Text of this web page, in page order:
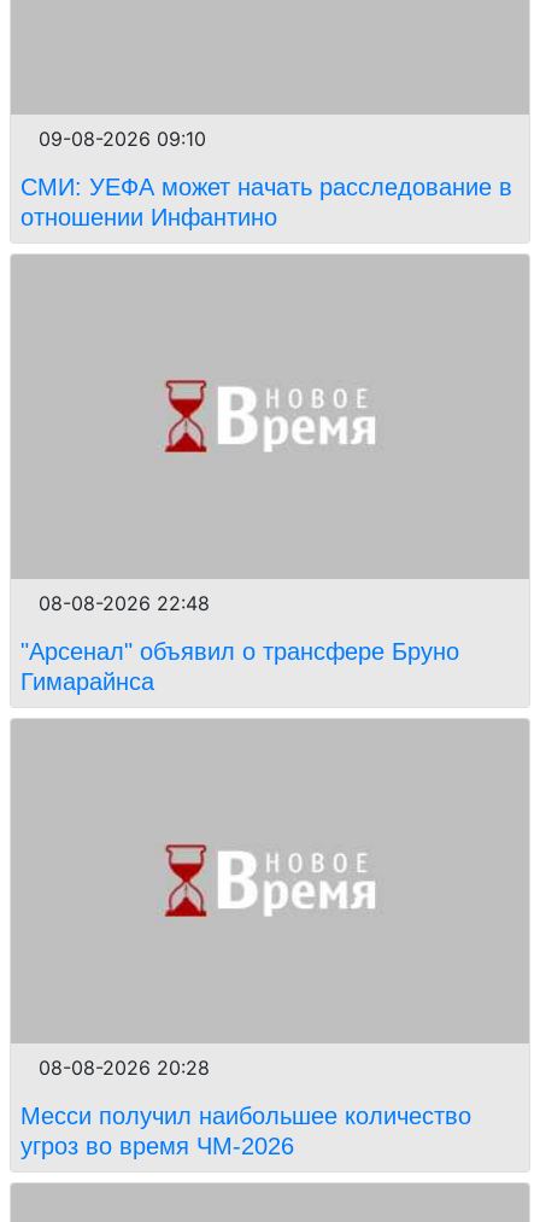
09-08-2026 09:10
СМИ: УЕФА может начать расследование в
отношении Инфантино
08-08-2026 22:48
"Арсенал" объявил о трансфере Бруно
Гимарайнса
08-08-2026 20:28
Месси получил наибольшее количество
угроз во время ЧМ-2026